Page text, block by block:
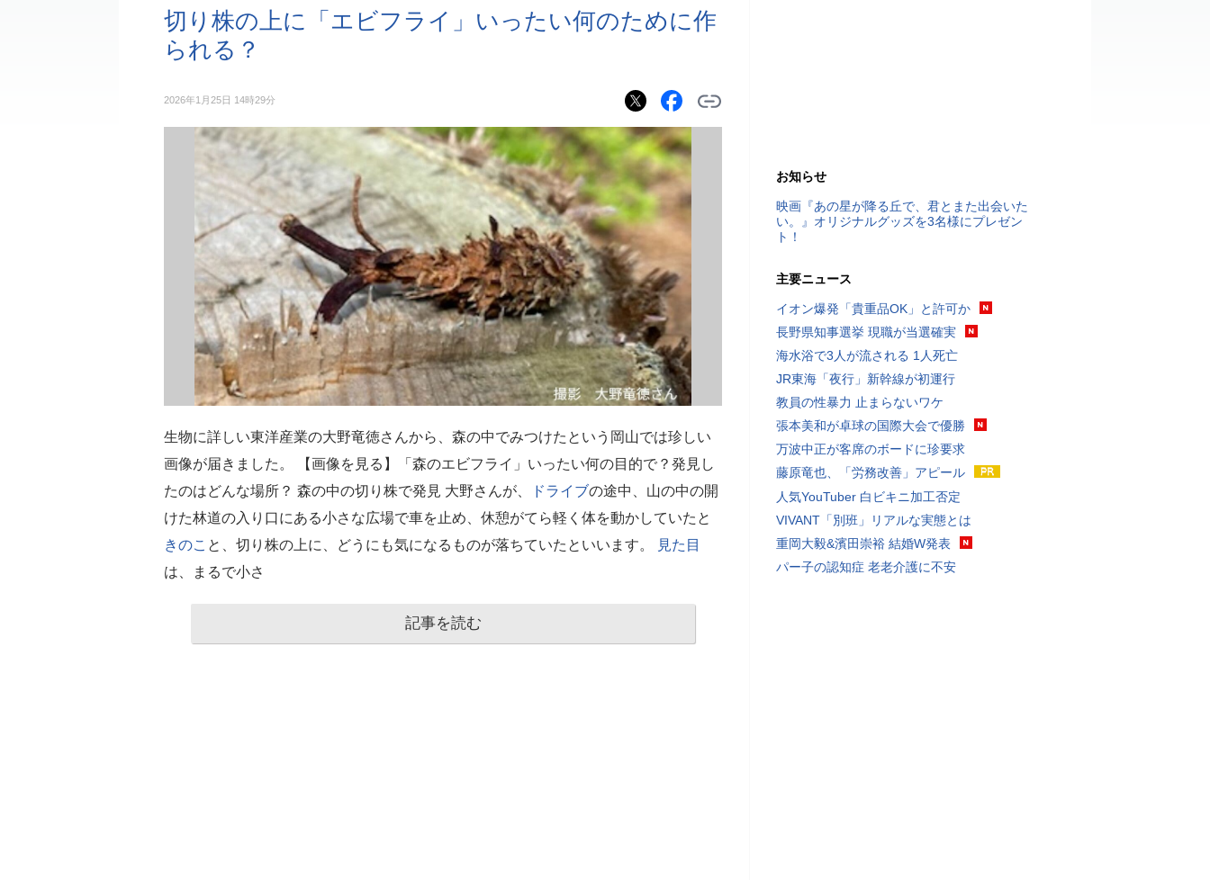
切り株の上に「エビフライ」いったい何のために作
られる？
2026年1月25日 14時29分
生物に詳しい東洋産業の大野竜徳さんから、森の中でみつけたという岡山では珍しい
画像が届きました。 【画像を見る】「森のエビフライ」いったい何の目的で？発見し
たのはどんな場所？ 森の中の切り株で発見 大野さんが、
ドライブの途中、山の中の開
けた林道の入り口にある小さな広場で車を止め、休憩がてら軽く体を動かしていたと
きのこ と、切り株の上に、どうにも気になるものが落ちていたといいます。
見た目
は、まるで小さ
記事を読む
お知らせ
映画『あの星が降る丘で、君とまた出会いた
い。』オリジナルグッズを3名様にプレゼン
ト！
主要ニュース
イオン爆発「貴重品OK」と許可か
長野県知事選挙 現職が当選確実
海水浴で3人が流される 1人死亡
JR東海「夜行」新幹線が初運行
教員の性暴力 止まらないワケ
張本美和が卓球の国際大会で優勝
万波中正が客席のボードに珍要求
藤原竜也、「労務改善」アピール
人気YouTuber 白ビキニ加工否定
VIVANT「別班」リアルな実態とは
重岡大毅&濱田崇裕 結婚W発表
パー子の認知症 老老介護に不安